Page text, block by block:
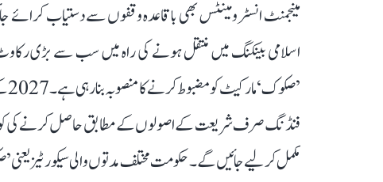
مینجمنٹ انسٹرومینٹس بھی باقاعدہ وقفوں سے دستیاب
اسلامی بینکنگ میں منتقل ہونے کی راہ میں سب سے بڑی